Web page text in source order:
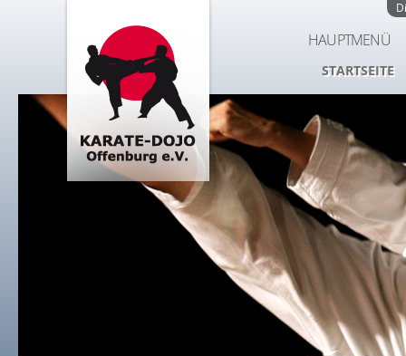
HAUPTMENÜ
STARTSEITE